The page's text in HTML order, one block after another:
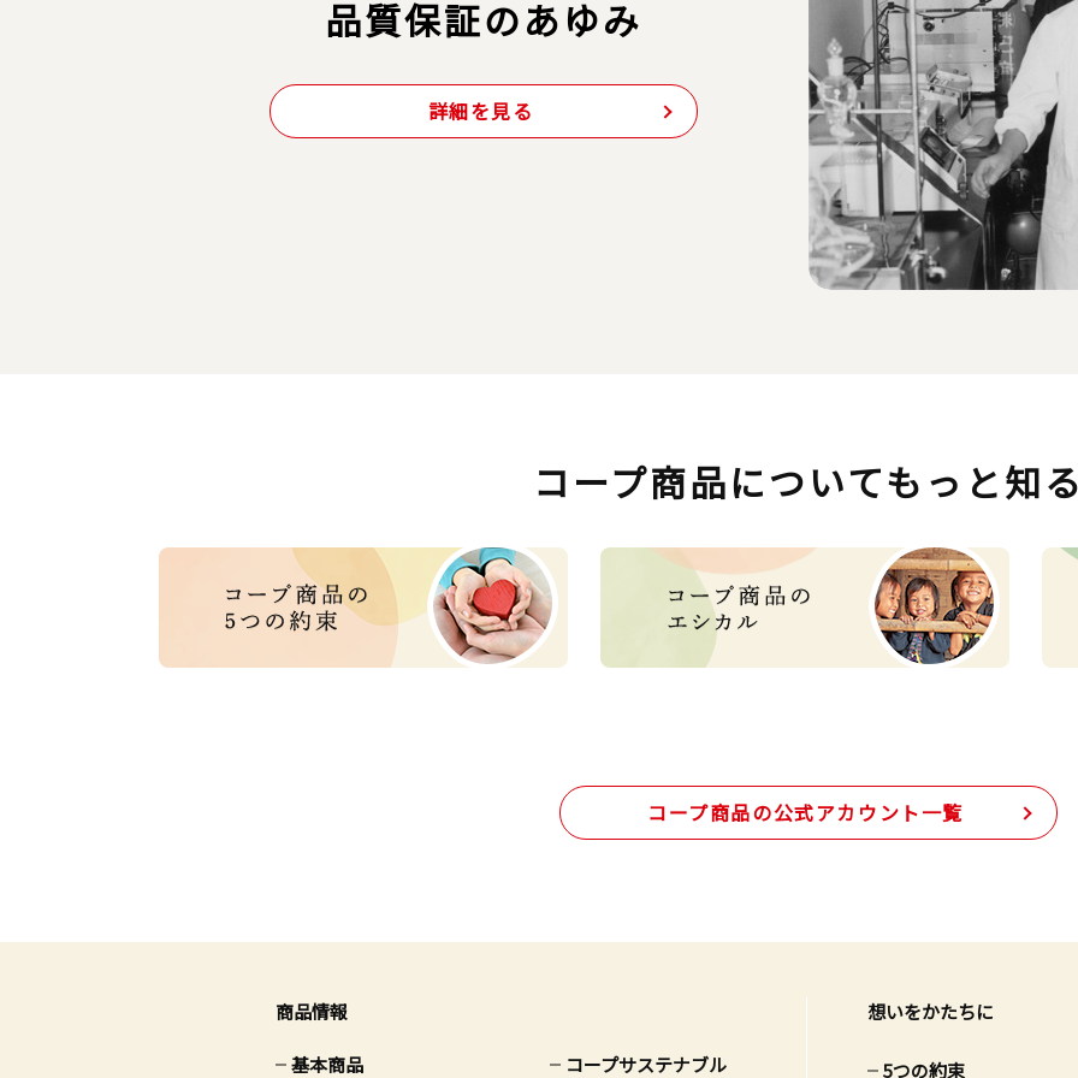
品質保証のあゆみ
詳細を見る
コープ商品についてもっと知
コープ商品の公式アカウント一覧
商品情報
基本商品 コープサステナブル
想いをかたちに
5つの約束